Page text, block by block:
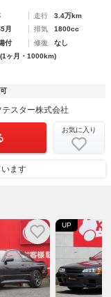
走行
3.4万km
月 排気
1800cc
付 修復
なし
ヶ月・1000km)
スター株式会社
お気に入り
ます
UP